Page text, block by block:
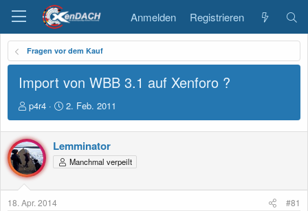
Anmelden Registrieren
Fragen vor dem Kauf
Import von WBB 3.1 auf Xenforo ?
E
r
s
t
e
l
l
e
r
p4r4
E
r
s
t
e
l
t
2. Feb. 2011
Lemminator
Manchmal verpeilt
18. Apr. 2014 #81